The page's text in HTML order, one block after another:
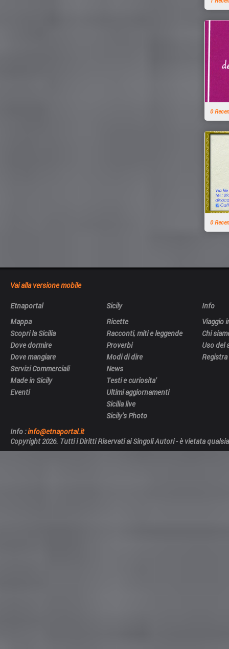
0
0
Vai alla versione mobile
Etnaportal
Mappa
Scopri la Sicilia
Dove dormire
Dove mangiare
Servizi Commerciali
Made in Sicily
Eventi
Sicily
Ricette
Racconti, miti e leggende
Proverbi
Modi di dire
News
Testi e curiosita'
Ultimi aggiornamenti
Sicilia live
Sicily's Photo
Info
Viaggio
Chi
Uso del
Info :info@etnaportal.it
Copyright 2026. Tutti i Diritti Riservati ai Singoli Autori - è vietata